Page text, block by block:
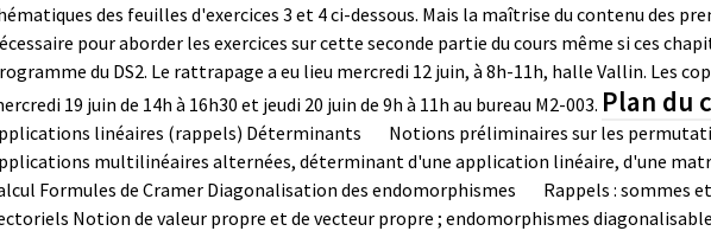
des feuilles d'exercices 3 et 4 ci-dessous. Mais la maîtrise du contenu des
pour aborder les exercices sur cette seconde partie du cours même si ces
du DS2. Le rattrapage a eu lieu mercredi 12 juin, à 8h-11h, halle Vallin. Les
19 juin de 14h à 16h30 et jeudi 20 juin de 9h à 11h au bureau M2-003. Plan du
linéaires (rappels) Déterminants Notions préliminaires sur les
multilinéaires alternées, déterminant d'une application linéaire, d'une
Formules de Cramer Diagonalisation des endomorphismes
Rappels : sommes
Notion de valeur propre et de vecteur propre ; endomorphismes